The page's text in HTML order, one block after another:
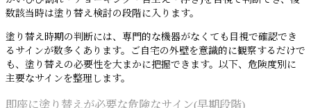
数該当時は塗り替え検討の段階に入ります。
塗り替え時期の判断には、専門的な機器がなくても目視で確認でき
るサインが数多くあります。ご自宅の外壁を意識的に観察するだけで
も、塗り替えの必要性を大まかに把握できます。以下、危険度別に
主要なサインを整理します。
即座に塗り替えが必要な危険なサイン(早期段階)